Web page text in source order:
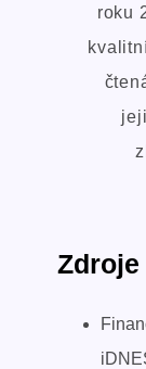
roku
Zdroje